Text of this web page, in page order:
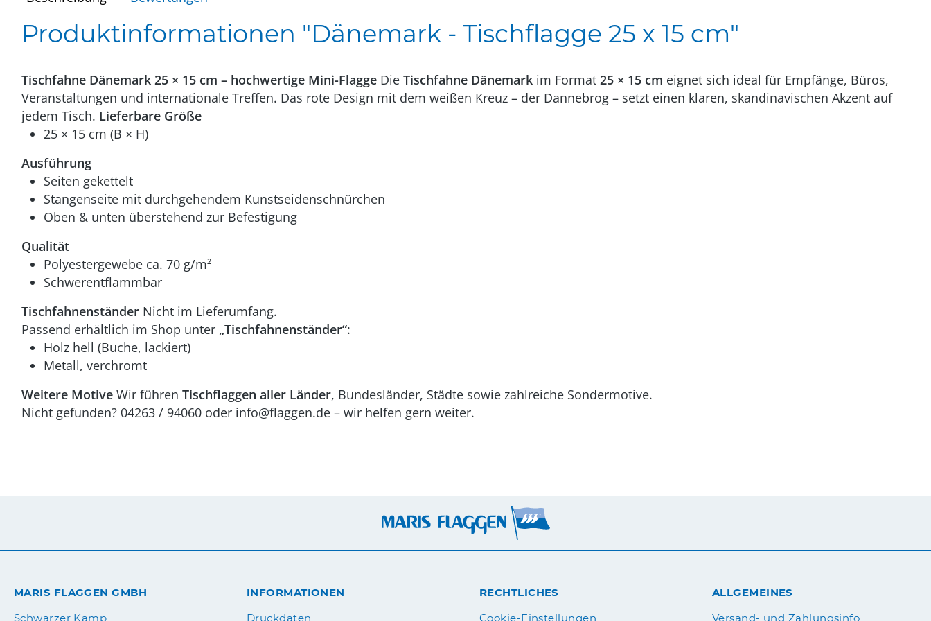
Produktinformationen "Dänemark - Tischflagge 25 x 15 cm"
Tischfahne Dänemark 25 × 15 cm – hochwertige Mini-Flagge Die Tischfahne Dänemark im Format 25 × 15 cm eignet sich ideal für Empfänge, Büros,
Veranstaltungen und internationale Treffen. Das rote Design mit dem weißen Kreuz – der Dannebrog – setzt einen klaren, skandinavischen Akzent auf
jedem Tisch. Lieferbare Größe
25 × 15 cm (B × H)
Ausführung
Seiten gekettelt
Stangenseite mit durchgehendem Kunstseidenschnürchen
Oben & unten überstehend zur Befestigung
Qualität
Polyestergewebe ca. 70 g/m²
Schwerentflammbar
Tischfahnenständer Nicht im Lieferumfang.
Passend erhältlich im Shop unter „Tischfahnenständer“:
Holz hell (Buche, lackiert)
Metall, verchromt
Weitere Motive Wir führen Tischflaggen aller Länder, Bundesländer, Städte sowie zahlreiche Sondermotive.
Nicht gefunden? 04263 / 94060 oder info@flaggen.de – wir helfen gern weiter.
MARIS FLAGGEN GMBH
Schwarzer Kamp
INFORMATIONEN
Druckdaten
RECHTLICHES
Cookie-Einstellungen
ALLGEMEINES
Versand- und Zahlungsinfo